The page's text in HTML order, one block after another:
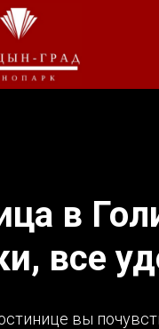
в
все
вы